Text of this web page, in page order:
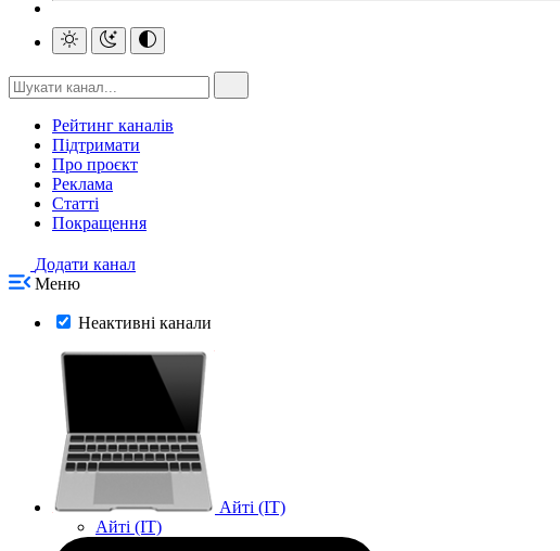
Рейтинг каналів
Підтримати
Про проєкт
Реклама
Статті
Покращення
Додати канал
Меню
Неактивні канали
Айті (IT)
Айті (IT)